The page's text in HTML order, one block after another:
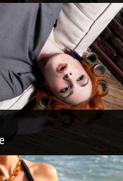
| Harmonische
| Edle Stoffe